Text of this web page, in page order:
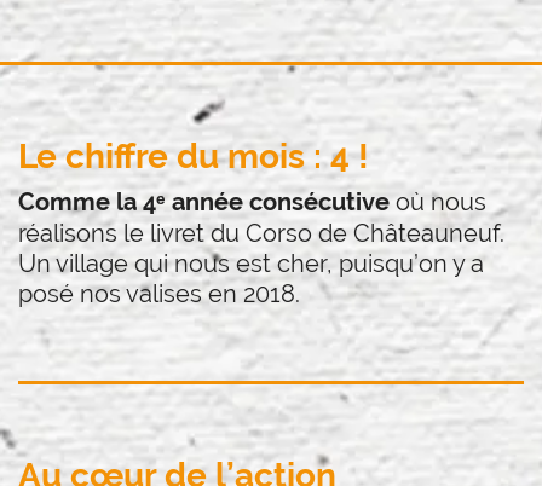
Le chiffre du mois : 4 !
Comme la 4ᵉ année consécutive où nous
réalisons le livret du Corso de Châteauneuf.
Un village qui nous est cher, puisqu’on y a
posé nos valises en 2018.
Au cœur de l’action